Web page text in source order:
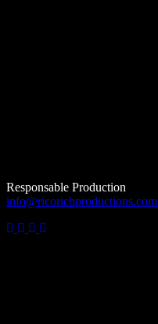
Responsable Production
info@ricorichproductions.com